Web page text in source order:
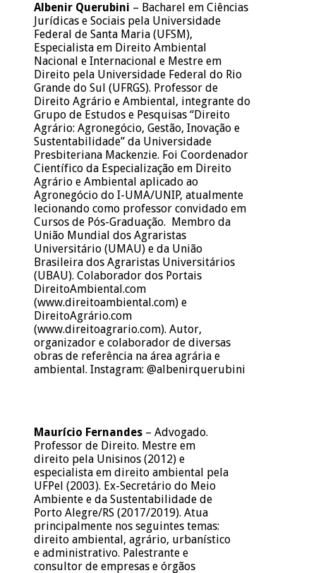
Albenir Querubini – Bacharel em Ciências
Jurídicas e Sociais pela Universidade
Federal de Santa Maria (UFSM),
Especialista em Direito Ambiental
Nacional e Internacional e Mestre em
Direito pela Universidade Federal do Rio
Grande do Sul (UFRGS). Professor de
Direito Agrário e Ambiental, integrante do
Grupo de Estudos e Pesquisas “Direito
Agrário: Agronegócio, Gestão, Inovação e
Sustentabilidade” da Universidade
Presbiteriana Mackenzie. Foi Coordenador
Científico da Especialização em Direito
Agrário e Ambiental aplicado ao
Agronegócio do I-UMA/UNIP, atualmente
lecionando como professor convidado em
Cursos de Pós-Graduação. Membro da
União Mundial dos Agraristas
Universitário (UMAU) e da União
Brasileira dos Agraristas Universitários
(UBAU). Colaborador dos Portais
DireitoAmbiental.com
(www.direitoambiental.com) e
DireitoAgrário.com
(www.direitoagrario.com). Autor,
organizador e colaborador de diversas
obras de referência na área agrária e
ambiental. Instagram: @albenirquerubini
Maurício Fernandes – Advogado.
Professor de Direito. Mestre em
direito pela Unisinos (2012) e
especialista em direito ambiental pela
UFPel (2003). Ex-Secretário do Meio
Ambiente e da Sustentabilidade de
Porto Alegre/RS (2017/2019). Atua
principalmente nos seguintes temas:
direito ambiental, agrário, urbanístico
e administrativo. Palestrante e
consultor de empresas e órgãos